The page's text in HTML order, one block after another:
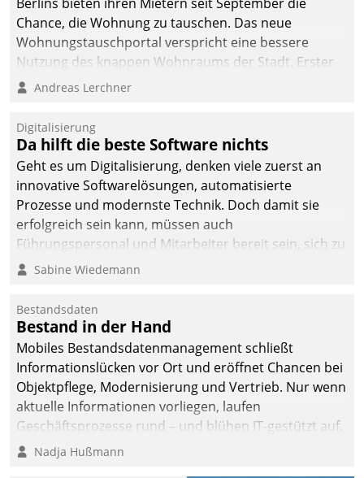
sich dabei für den Betrieb
der Lösung über die SAP
Cloud Platform
entschieden - als erstes
Unternehmen am
Chance, die Wohnung zu tauschen. Das neue
Wohnungstauschportal verspricht eine bessere
Nutzung des knappen Wohnraums der Stadt. Erster
Anwendungsfall für Datatrains Lösung API-Hub mit
Unternehmen.
Andreas Lerchner
Digitalisierung
Da hilft die beste Software nichts
Geht es um Digitalisierung, denken viele zuerst an
innovative Softwarelösungen, automatisierte
Prozesse und modernste Technik. Doch damit sie
erfolgreich sein kann, müssen auch
Führungspersonal und Mitarbeiter bereit sein, sich zu
verändern und anzupassen, sonst werden sie an ihr
Sabine Wiedemann
Bestandsdaten
Bestand in der Hand
Mobiles Bestandsdatenmanagement schließt
Informationslücken vor Ort und eröffnet Chancen bei
Objektpflege, Modernisierung und Vertrieb. Nur wenn
aktuelle Informationen vorliegen, laufen
Geschäftsprozesse rund – und blühen IT-gestützt auf.
Nadja Hußmann